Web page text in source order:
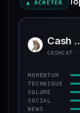
▲ ACHETER
CASH Cash
MOMENTUM
TECHNIQUE
VOLUME
SOCIAL
NEWS